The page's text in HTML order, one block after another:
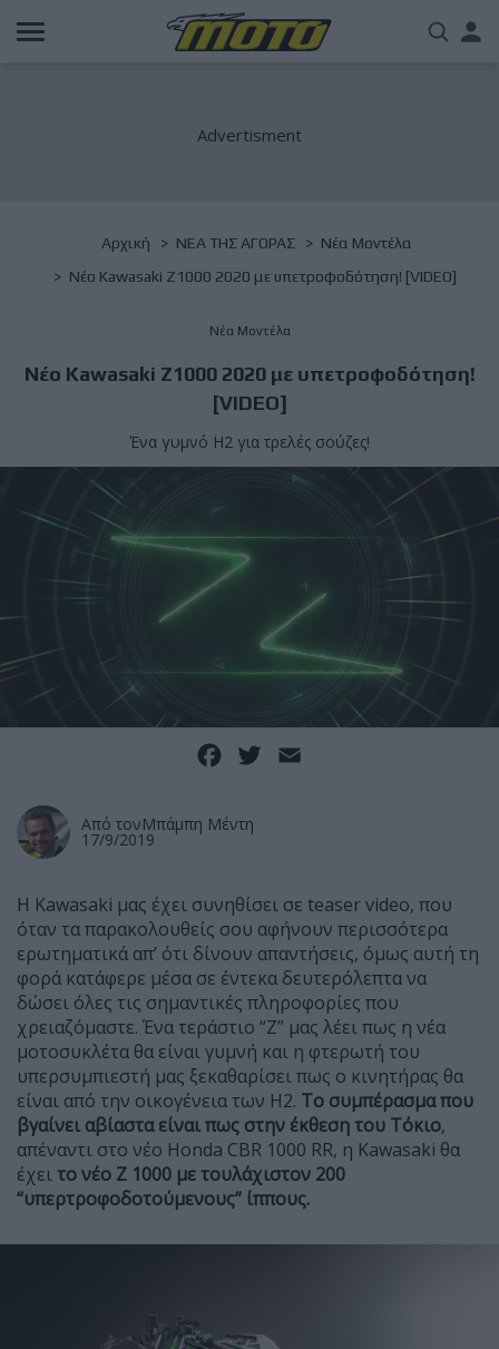
Παράκαμψη
προς
Breadcrumb
Αρχική NΕΑ ΤΗΣ ΑΓΟΡΑΣ
Νέα Μοντέλα
Νέο Kawasaki Z1000 2020 με υπετροφοδότηση! [VIDEO]
Νέα Μοντέλα
Νέο Kawasaki Z1000 2020 με υπετροφοδότηση!
[VIDEO]
Ένα γυμνό H2 για τρελές σούζες!
Facebook
Twitter
Από τονΜπάμπη Μέντη
17/9/2019
Η Kawasaki μας έχει συνηθίσει σε teaser video, που
όταν τα παρακολουθείς σου αφήνουν περισσότερα
ερωτηματικά απ’ ότι δίνουν απαντήσεις, όμως αυτή τη
φορά κατάφερε μέσα σε έντεκα δευτερόλεπτα να
δώσει όλες τις σημαντικές πληροφορίες που
χρειαζόμαστε. Ένα τεράστιο “Z” μας λέει πως η νέα
μοτοσυκλέτα θα είναι γυμνή και η φτερωτή του
υπερσυμπιεστή μας ξεκαθαρίσει πως ο κινητήρας θα
είναι από την οικογένεια των H2. Το συμπέρασμα που
βγαίνει αβίαστα είναι πως στην έκθεση του Τόκιο,
απέναντι στο νέο Honda CBR 1000 RR, η Kawasaki θα
έχειτο νέο Z 1000 με τουλάχιστον 200
“υπερτροφοδοτούμενους” ίππους.